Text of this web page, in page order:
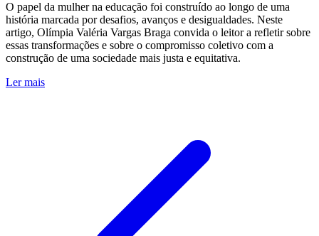
O papel da mulher na educação foi construído ao longo de uma
história marcada por desafios, avanços e desigualdades. Neste
artigo, Olímpia Valéria Vargas Braga convida o leitor a refletir sobre
essas transformações e sobre o compromisso coletivo com a
construção de uma sociedade mais justa e equitativa.
Ler mais